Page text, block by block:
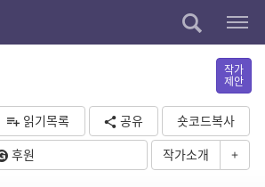
작가
제안
읽기목록 공유
숏코드복사
후원
작가소개 +